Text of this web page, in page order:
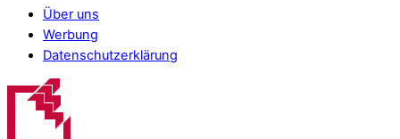
Über uns
Werbung
Datenschutzerklärung